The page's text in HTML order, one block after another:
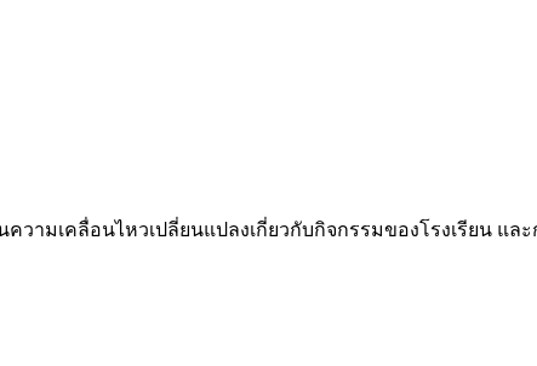
วามเคลื่อนไหวเปลี่ยนแปลงเกี่ยวกับกิจกรรมของโรงเรียน แล